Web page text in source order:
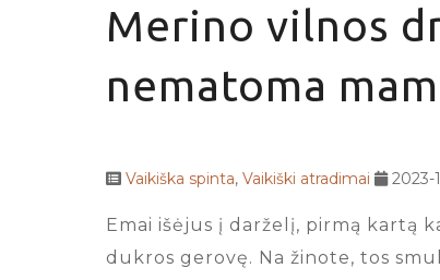
Merino vilnos
nematoma
Vaikiška spinta, Vaikiški atradimai 2023-
Emai išėjus į darželį, pirmą kartą
dukros gerovę. Na žinote, tos